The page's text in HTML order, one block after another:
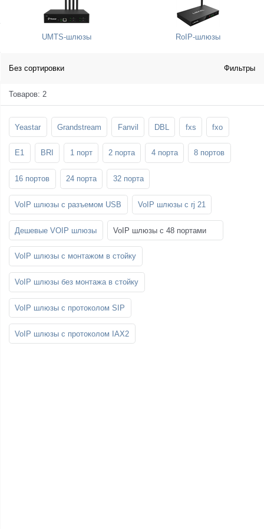
UMTS-шлюзы RoIP-шлюзы
Без сортировки Фильтры
Товаров: 2
Yeastar Grandstream Fanvil DBL fxs fxo
E1 BRI 1 порт 2 порта 4 порта 8 портов
16 портов 24 порта 32 порта
VoIP шлюзы с разъемом USB VoIP шлюзы с rj 21
Дешевые VOIP шлюзы VoIP шлюзы с 48 портами
VoIP шлюзы с монтажом в стойку
VoIP шлюзы без монтажа в стойку
VoIP шлюзы с протоколом SIP
VoIP шлюзы с протоколом IAX2
Стойки и крепления для панелей и
телевизоров
Шахтные телефоны
SFP-модули
3G/4G LTE и ADSL модемы
Мобильные телефоны